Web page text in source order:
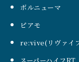
ボルニューマ
ピアモ
re:vive(リヴァイ
スーパーハイフRT